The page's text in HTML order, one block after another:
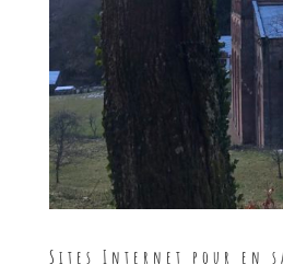
Sites Internet pour en